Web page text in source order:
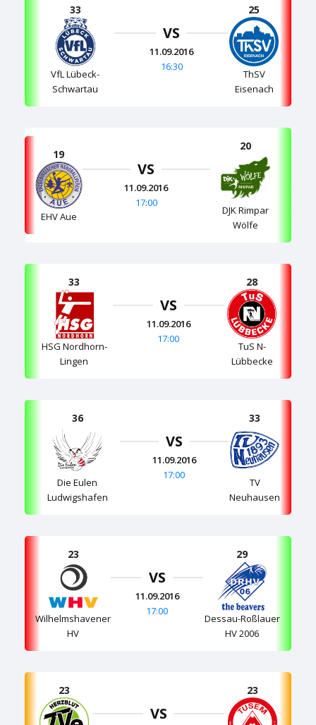
33
VfL Lübeck-
Schwartau
VS
11.09.2016
16:30
25
ThSV
Eisenach
19
EHV Aue
VS
11.09.2016
17:00
20
DJK Rimpar
Wölfe
33
HSG Nordhorn-
Lingen
VS
11.09.2016
17:00
28
TuS N-
Lübbecke
36
Die Eulen
Ludwigshafen
VS
11.09.2016
17:00
33
TV
Neuhausen
23
Wilhelmshavener
HV
VS
11.09.2016
17:00
29
Dessau-Roßlauer
HV 2006
23
VS
23